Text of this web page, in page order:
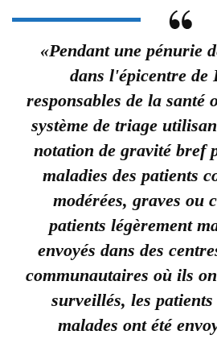
«Pendant une pénurie
dans l'épicentre de
responsables de la santé
système de triage
notation de gravité bref
maladies des patients
modérées, graves ou
patients légèrement
envoyés dans des
communautaires où ils
surveillés, les
malades ont été